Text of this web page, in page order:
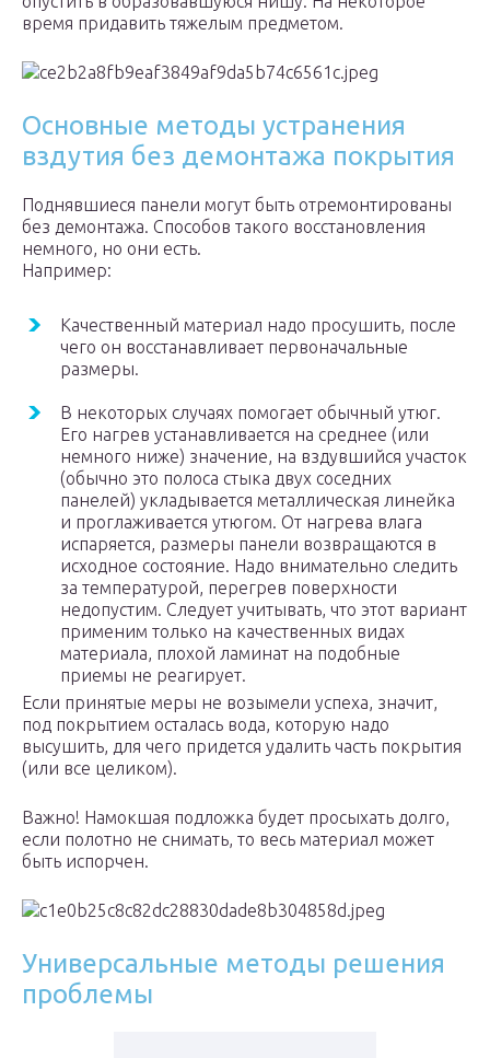
время придавить тяжелым предметом.
Основные методы устранения
вздутия без демонтажа покрытия
Поднявшиеся панели могут быть отремонтированы
без демонтажа. Способов такого восстановления
немного, но они есть.
Например:
Качественный материал надо просушить, после
чего он восстанавливает первоначальные
размеры.
В некоторых случаях помогает обычный утюг.
Его нагрев устанавливается на среднее (или
немного ниже) значение, на вздувшийся участок
(обычно это полоса стыка двух соседних
панелей) укладывается металлическая линейка
и проглаживается утюгом. От нагрева влага
испаряется, размеры панели возвращаются в
исходное состояние. Надо внимательно следить
за температурой, перегрев поверхности
недопустим. Следует учитывать, что этот вариант
применим только на качественных видах
материала, плохой ламинат на подобные
приемы не реагирует.
Если принятые меры не возымели успеха, значит,
под покрытием осталась вода, которую надо
высушить, для чего придется удалить часть покрытия
(или все целиком).
Важно! Намокшая подложка будет просыхать долго,
если полотно не снимать, то весь материал может
быть испорчен.
Универсальные методы решения
проблемы